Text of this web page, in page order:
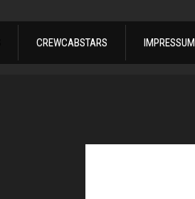
CREWCABSTARS IMPRESSUM